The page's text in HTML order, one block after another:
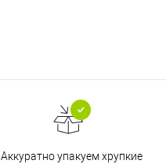
Аккуратно упакуем хрупкие